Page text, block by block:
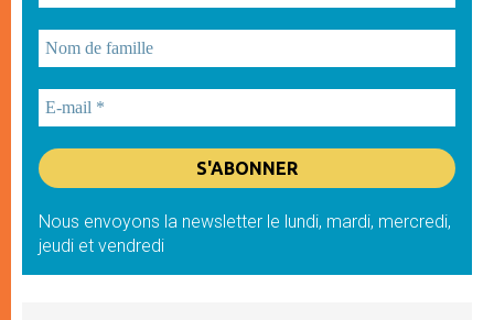
Nous envoyons la newsletter le lundi, mardi, mercredi,
jeudi et vendredi